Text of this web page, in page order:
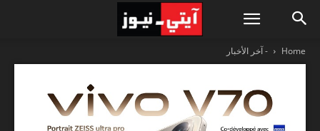
Home - آخر الأخبار